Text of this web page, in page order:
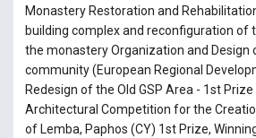
Monastery Restoration and
building complex and reconfiguration of
the monastery Organization and Design
community (European Regional
Redesign of the Old GSP Area - 1st
Architectural Competition for the
of Lemba, Paphos (CY) 1st Prize,